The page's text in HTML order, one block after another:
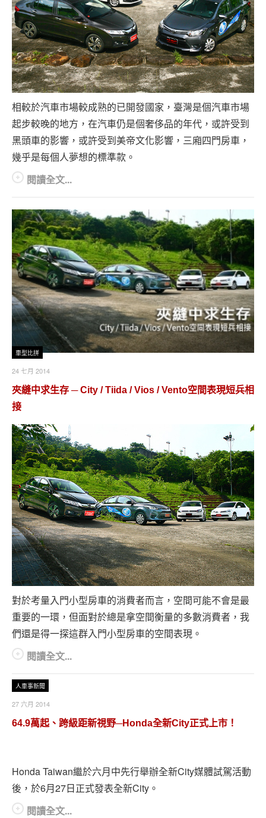
相較於汽車市場較成熟的已開發國家，臺灣是個汽車市場
起步較晚的地方，在汽車仍是個奢侈品的年代，或許受到
黑頭車的影響，或許受到美帝文化影響，三廂四門房車，
幾乎是每個人夢想的標準款。
閱讀全文...
車型比拼
24 七月 2014
夾縫中求生存 ─ City / Tiida / Vios / Vento空間表現短兵相
接
對於考量入門小型房車的消費者而言，空間可能不會是最
重要的一環，但面對於總是拿空間衡量的多數消費者，我
們還是得一探這群入門小型房車的空間表現。
閱讀全文...
人車事新聞
27 六月 2014
64.9萬起、跨級距新視野─Honda全新City正式上市！
Honda Taiwan繼於六月中先行舉辦全新City媒體試駕活動
後，於6月27日正式發表全新City。
閱讀全文...